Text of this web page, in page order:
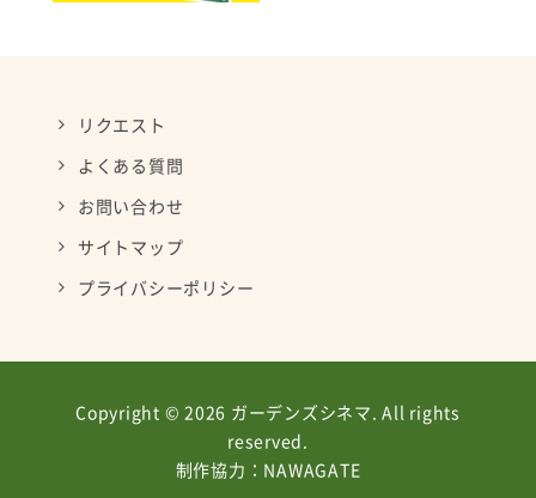
リクエスト
よくある質問
お問い合わせ
サイトマップ
プライバシーポリシー
Copyright © 2026 ガーデンズシネマ. All rights
reserved.
制作協力： NAWAGATE